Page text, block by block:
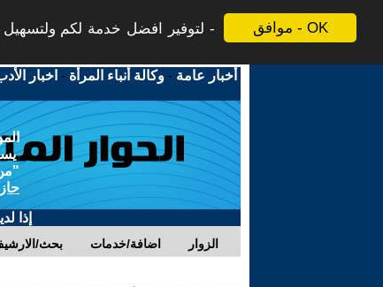
موافق - OK
لتوفير افضل خدمة لكم ولتسهيل
أخبار عامة -وكالة أنباء المرأة - اخبار
إذا
بحث/ اضافة/خدمات الزوار